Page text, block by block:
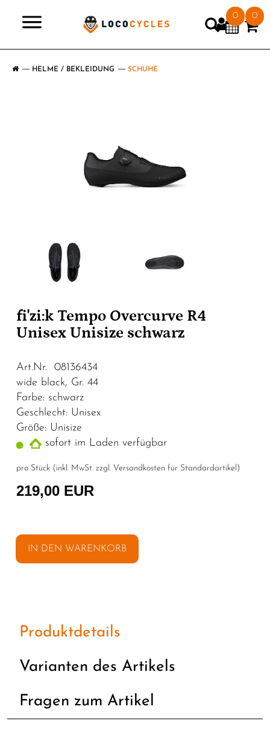
0 0
HELME / BEKLEIDUNG SCHUHE
fi'zi:k Tempo Overcurve R4
Unisex Unisize schwarz
Art.Nr. 08136434
wide black, Gr. 44
Farbe: schwarz
Geschlecht: Unisex
Größe: Unisize
sofort im Laden verfügbar
pro Stück (inkl. MwSt. zzgl. Versandkosten für Standardartikel )
219,00 EUR
IN DEN WARENKORB
Produktdetails
Varianten des Artikels
Fragen zum Artikel